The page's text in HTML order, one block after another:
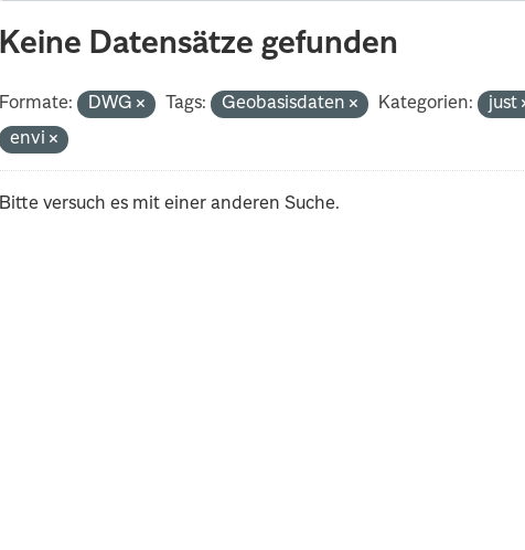
Keine Datensätze gefunden
Formate: DWG Tags: Geobasisdaten Kategorien:
just
envi
Bitte versuch es mit einer anderen Suche.